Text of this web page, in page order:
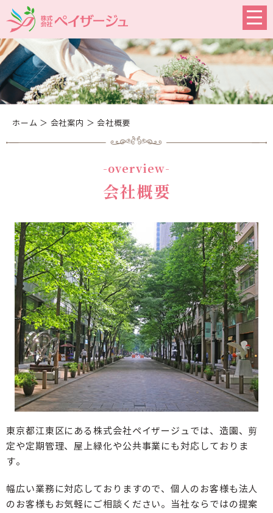
ホーム ＞ 会社案内 ＞ 会社概要
-overview-
会社概要
東京都江東区にある株式会社ペイザージュでは、造園、剪
定や定期管理、屋上緑化や公共事業にも対応しておりま
す。
幅広い業務に対応しておりますので、個人のお客様も法人
のお客様もお気軽にご相談ください。当社ならではの提案